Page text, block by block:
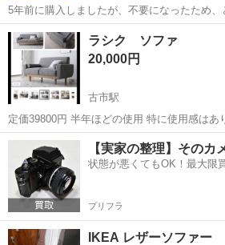
5年前に購入しましたが、不要になったため
りいたします。 ☑️少しシミがありますが、カバーを付けて使用できま
すので、それほど気にならない程度かと思います。 お車までの
は基本的にお客様ご...
大阪 羽曳野市 古市駅
ラシク ソファ
20,000円
古市駅
定価39800円 半年ほどの使用 特に使用感はあ
大阪 羽曳野市 古市駅 ソファ
【実家の整理】そのカ
状態が悪くてもOK！最大限
プリフラ
IKEA レザーソファー